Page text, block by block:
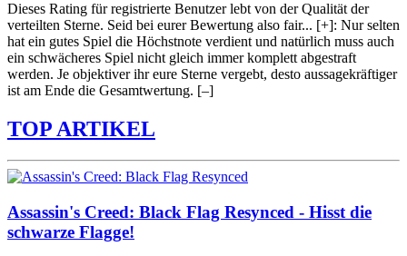
Dieses Rating für registrierte Benutzer lebt von der Qualität der
verteilten Sterne. Seid bei eurer Bewertung also fair... [+]: Nur selten
hat ein gutes Spiel die Höchstnote verdient und natürlich muss auch
ein schwächeres Spiel nicht gleich immer komplett abgestraft
werden. Je objektiver ihr eure Sterne vergebt, desto aussagekräftiger
ist am Ende die Gesamtwertung. [–]
TOP ARTIKEL
Assassin's Creed: Black Flag Resynced - Hisst die
schwarze Flagge!